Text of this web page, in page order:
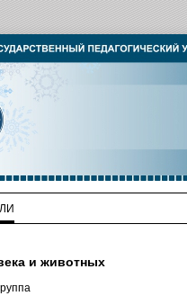
и животных